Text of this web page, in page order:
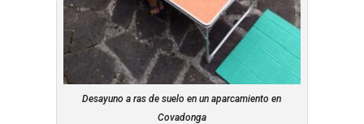
Desayuno a ras de suelo en un aparcamiento en
Covadonga